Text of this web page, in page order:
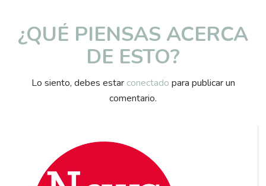
¿QUÉ PIENSAS ACERCA
DE ESTO?
Lo siento, debes estar conectado para publicar un
comentario.